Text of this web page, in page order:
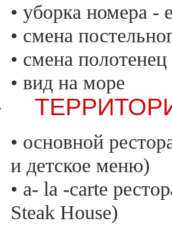
• уборка номера -
• смена
• смена
• вид на море
• основной
и детское меню)
• a- la -carte
Steak House)